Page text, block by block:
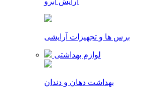
برس ها و تجهیزات آرایشی
لوازم بهداشتی
بهداشت دهان و دندان